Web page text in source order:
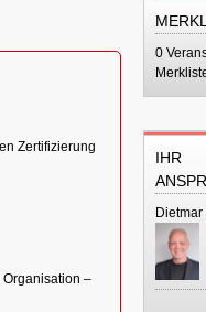
Zertifizierung
–
0
IHR